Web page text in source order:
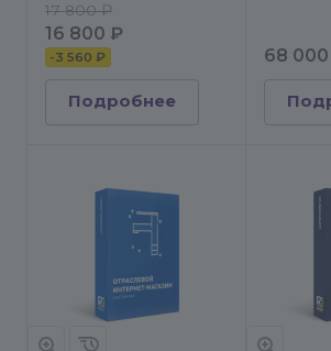
17 800 ₽
16 800 ₽
-3 560 ₽
Подробнее
68